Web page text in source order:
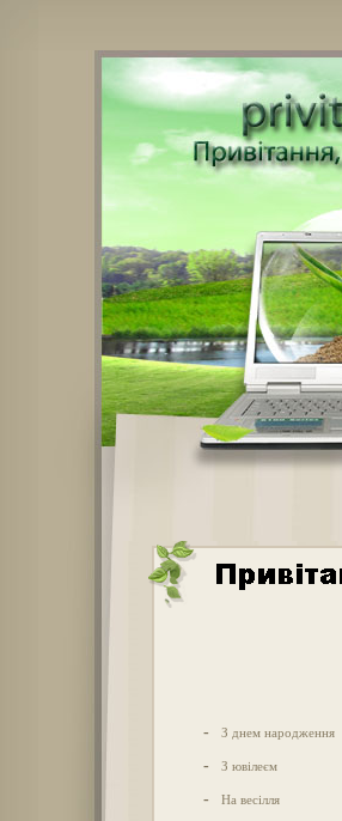
- З днем народження
- З ювілеєм
- На весілля